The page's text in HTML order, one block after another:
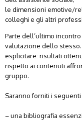
le dimensioni emotive/
colleghi e gli altri
Parte dell’ultimo
valutazione dello
esplicitare: risultati
rispetto ai contenuti
gruppo.
Saranno forniti i
– una bibliografia